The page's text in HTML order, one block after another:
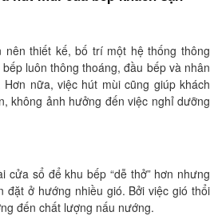
nên thiết kế, bố trí một hệ thống thông
luôn thông thoáng, đầu bếp và nhân
nữa, việc hút mùi cũng giúp khách
không ảnh hưởng đến việc nghỉ dưỡng
cửa sổ để khu bếp “dễ thở” hơn nhưng
đặt ở hướng nhiều gió. Bởi việc gió thổi
đến chất lượng nấu nướng.